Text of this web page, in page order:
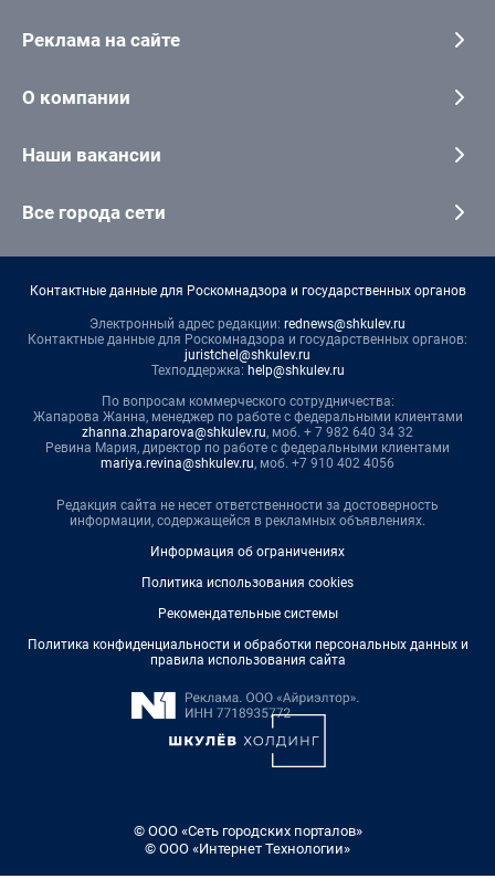
Реклама на сайте
О компании
Наши вакансии
Все города сети
Контактные данные для Роскомнадзора и государственных органов
Электронный адрес редакции: rednews@shkulev.ru
Контактные данные для Роскомнадзора и государственных органов:
juristchel@shkulev.ru
Техподдержка: help@shkulev.ru
По вопросам коммерческого сотрудничества:
Жапарова Жанна, менеджер по работе с федеральными клиентами
zhanna.zhaparova@shkulev.ru, моб. + 7 982 640 34 32
Ревина Мария, директор по работе с федеральными клиентами
mariya.revina@shkulev.ru, моб. +7 910 402 4056
Редакция сайта не несет ответственности за достоверность
информации, содержащейся в рекламных объявлениях.
Информация об ограничениях
Политика использования cookies
Рекомендательные системы
Политика конфиденциальности и обработки персональных данных и
правила использования сайта
© ООО «Сеть городских порталов»
© ООО «Интернет Технологии»